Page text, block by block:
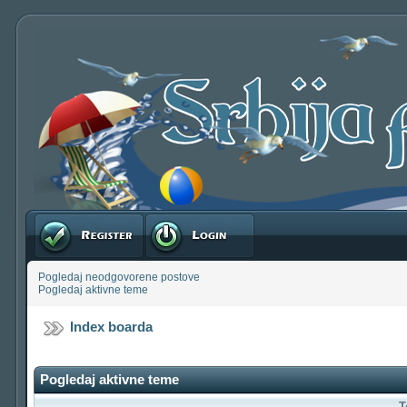
Registruj se Prijavite se
Pogledaj neodgovorene postove
Pogledaj aktivne teme
Index boarda
Pogledaj aktivne teme